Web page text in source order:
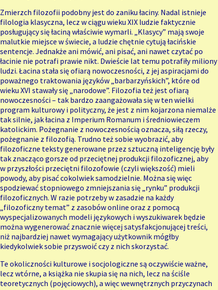
Zmierzch filozofii podobny jest do zaniku łaciny. Nadal istnieje
filologia klasyczna, lecz w ciągu wieku XIX ludzie faktycznie
posługujący się łaciną właściwie wymarli. „Klasycy” mają swoje
malutkie miejsce w świecie, a ludzie chętnie cytują łacińskie
sentencje. Jednakże ani mówić, ani pisać, ani nawet czytać po
łacinie nie potrafi prawie nikt. Dwieście lat temu potrafiły miliony
ludzi. Łacina stała się ofiarą nowoczesności, z jej aspiracjami do
poważnego traktowania języków „barbarzyńskich”, które od
wieku XVI stawały się „narodowe”. Filozofia też jest ofiarą
nowoczesności – tak bardzo zaangażowała się w ten wielki
program kulturowy i polityczny, że jest z nim kojarzona niemalże
tak silnie, jak łacina z Imperium Romanum i średniowieczem
katolickim. Pożegnanie z nowoczesnością oznacza, siłą rzeczy,
pożegnanie z filozofią. Trudno też sobie wyobrazić, aby
filozoficzne teksty generowane przez sztuczną inteligencję były
tak znacząco gorsze od przeciętnej produkcji filozoficznej, aby
w przyszłości przeciętni filozofowie (czyli większość) mieli
powody, aby pisać cokolwiek samodzielnie. Można się więc
spodziewać stopniowego zmniejszania się „rynku” produkcji
filozoficznych. W razie potrzeby w zasadzie na każdy
„filozoficzny temat” z zasobów online oraz z pomocą
wyspecjalizowanych modeli językowych i wyszukiwarek będzie
można wygenerować znacznie więcej satysfakcjonującej treści,
niż najbardziej nawet wymagający użytkownik mógłby
kiedykolwiek sobie przyswoić czy z nich skorzystać.
Te okoliczności kulturowe i socjologiczne są oczywiście ważne,
lecz wtórne, a książka nie skupia się na nich, lecz na ściśle
teoretycznych (pojęciowych), a więc wewnętrznych przyczynach